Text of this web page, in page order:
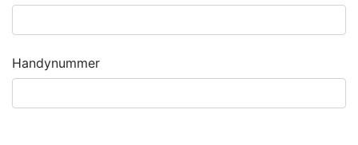
Handynummer